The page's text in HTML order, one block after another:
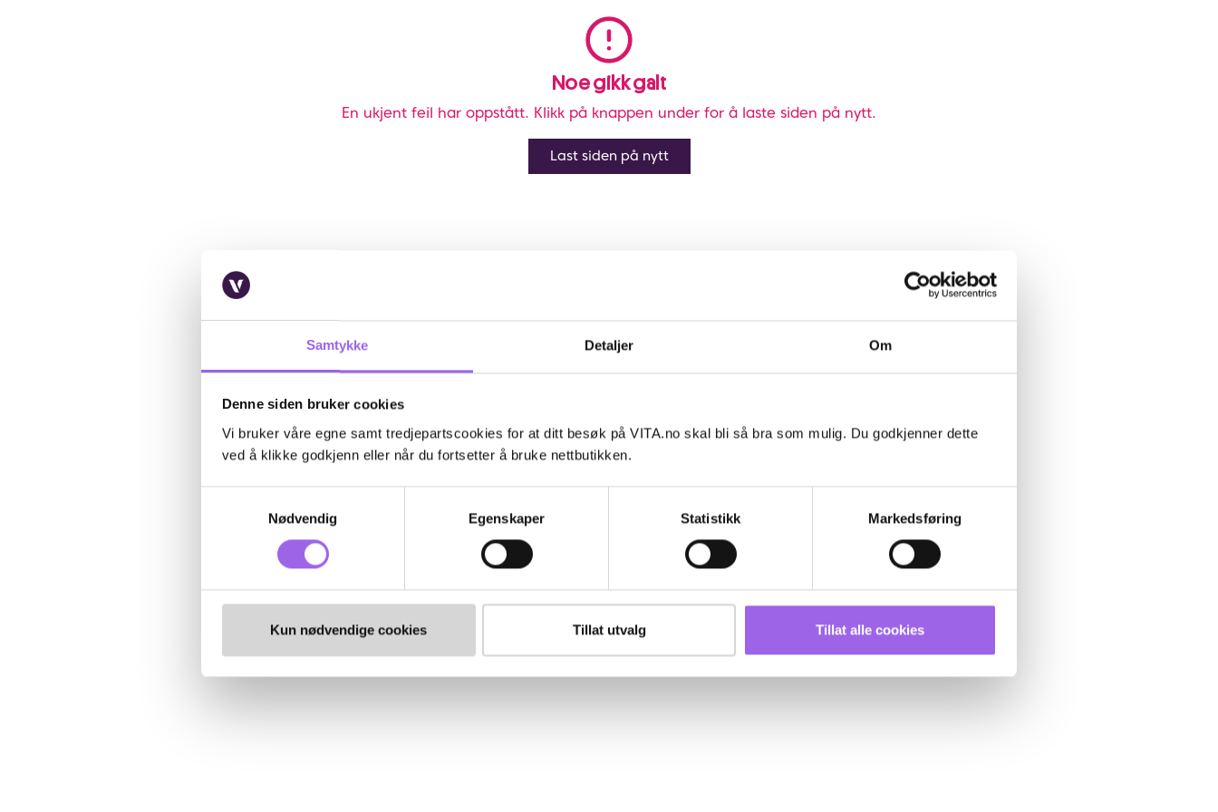
Samtykke Detaljer Om
Denne siden bruker cookies
Vi bruker våre egne samt tredjepartscookies for at ditt besøk på VITA.no skal bli så bra som mulig. Du godkjenner dette
ved å klikke godkjenn eller når du fortsetter å bruke nettbutikken.
Nødvendig
Egenskaper Statistikk Markedsføring
Kun nødvendige cookies Tillat utvalg Tillat alle cookies
Noe gikk galt
En ukjent feil har oppstått. Klikk på knappen under for å laste siden på nytt.
Last siden på nytt